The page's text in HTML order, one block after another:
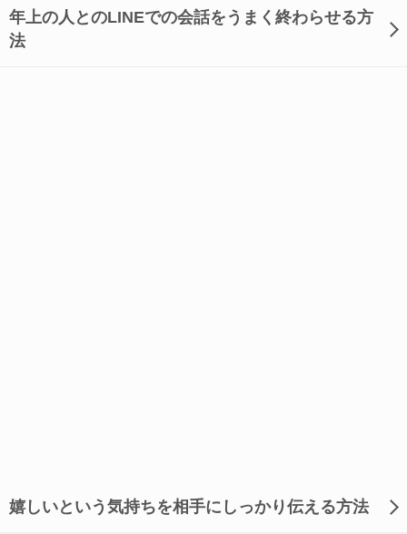
年上の人とのLINEでの会話をうまく終わらせる方
法
嬉しいという気持ちを相手にしっかり伝える方法